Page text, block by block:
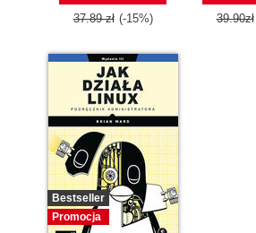
37.89 zł (-15%) 39.90zł
Bestseller
Promocja